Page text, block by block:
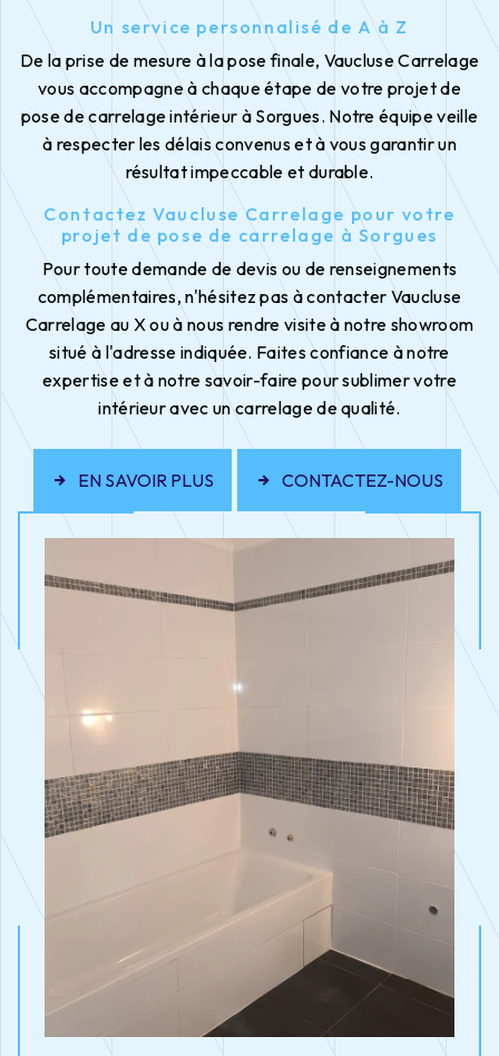
Un service personnalisé de A à Z
De la prise de mesure à la pose finale, Vaucluse Carrelage
vous accompagne à chaque étape de votre projet de
pose de carrelage intérieur à Sorgues. Notre équipe veille
à respecter les délais convenus et à vous garantir un
résultat impeccable et durable.
Contactez Vaucluse Carrelage pour votre
projet de pose de carrelage à Sorgues
Pour toute demande de devis ou de renseignements
complémentaires, n'hésitez pas à contacter Vaucluse
Carrelage au X ou à nous rendre visite à notre showroom
situé à l'adresse indiquée. Faites confiance à notre
expertise et à notre savoir-faire pour sublimer votre
intérieur avec un carrelage de qualité.
EN SAVOIR PLUS CONTACTEZ-NOUS